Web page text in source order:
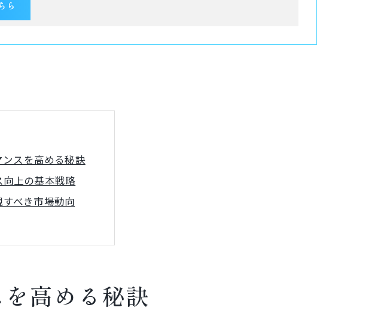
ら
スを高める秘訣
上の基本戦略
べき市場動向
リスク回避法
処と注意点
場が重要
た不動産売却法
高める秘訣